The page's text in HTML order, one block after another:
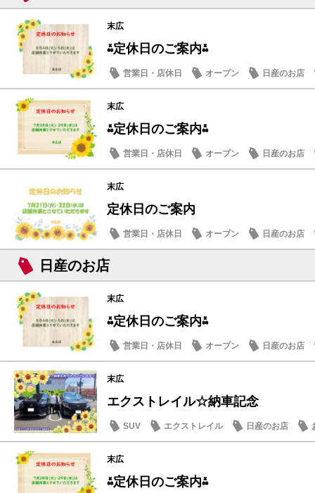
末広
⁂定休日のご案内⁂
営業日・店休日 オープン 日産のお店
末広
⁂定休日のご案内⁂
営業日・店休日 オープン 日産のお店
末広
定休日のご案内
営業日・店休日 オープン 日産のお店
日産のお店
末広
⁂定休日のご案内⁂
営業日・店休日 オープン 日産のお店
末広
エクストレイル☆納車記念
SUV エクストレイル 日産のお店
末広
⁂定休日のご案内⁂